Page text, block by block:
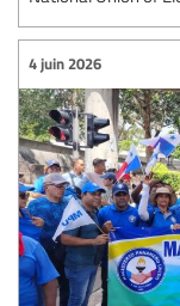
4 juin 2026